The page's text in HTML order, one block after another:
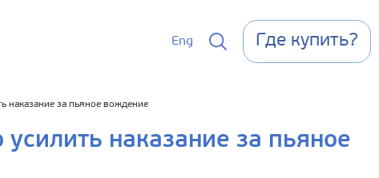
Eng Где купить?
наказание за пьяное вождение
наказание за пьяное